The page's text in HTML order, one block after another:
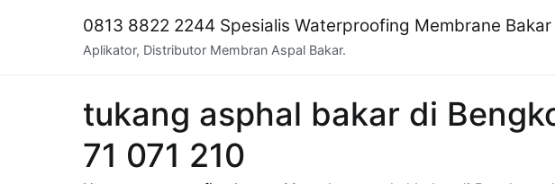
0813 8822 2244 Spesialis Waterproofing Membrane Bakar
Aplikator, Distributor Membran Aspal Bakar.
tukang asphal bakar di
71 071 210